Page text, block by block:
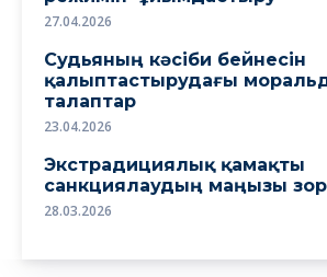
27.04.2026
Судьяның кәсіби бейнесін
қалыптастырудағы
талаптар
23.04.2026
Экстрадициялық қамақты
санкциялаудың маңызы
28.03.2026